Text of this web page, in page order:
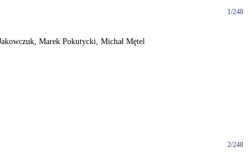
1/248
Marek Pokutycki, Michał Mętel
2/248